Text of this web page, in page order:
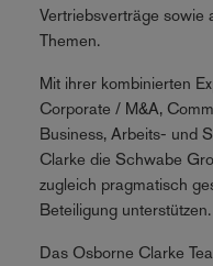
Vertriebsverträge sowie
Themen.
Mit ihrer kombinierten
Corporate / M&A,
Business, Arbeits- und
Clarke die Schwabe
zugleich pragmatisch
Beteiligung unterstützen.
Das Osborne Clarke